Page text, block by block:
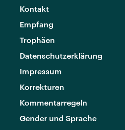
Kontakt
Empfang
Trophäen
Datenschutzerklärung
Impressum
Korrekturen
Kommentarregeln
Gender und Sprache